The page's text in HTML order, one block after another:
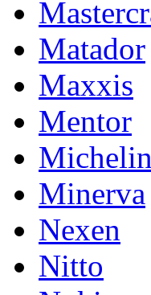
Matador
Maxxis
Mentor
Michelin
Minerva
Nexen
Nitto